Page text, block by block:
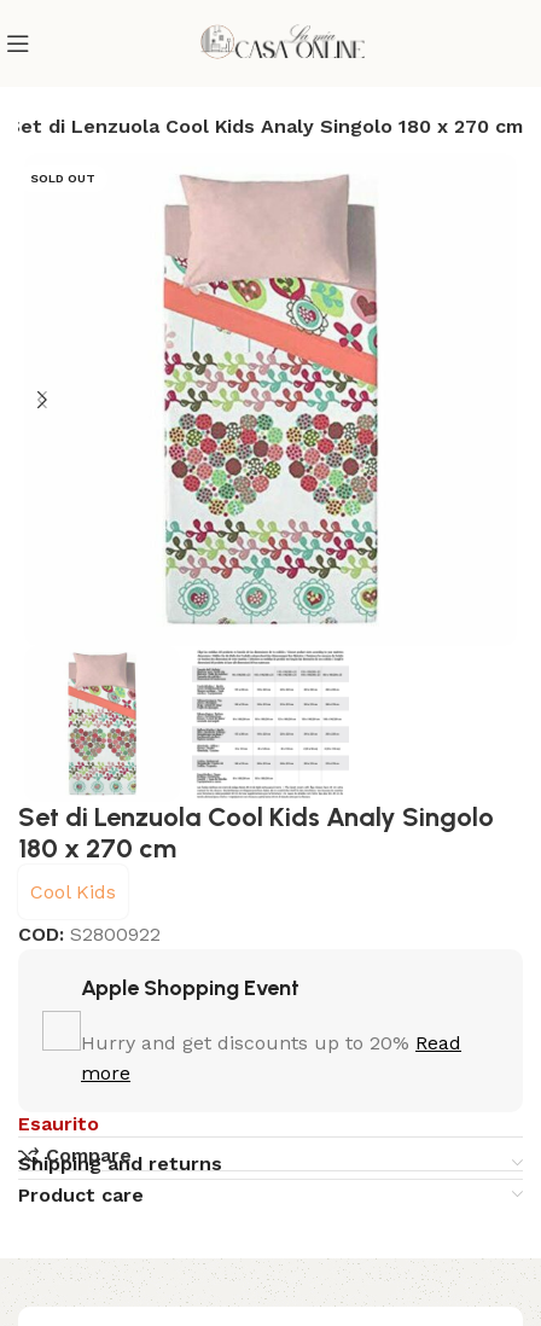
Set di Lenzuola Cool Kids Analy Singolo 180 x 270 cm
SOLD OUT
Set di Lenzuola Cool Kids Analy Singolo
180 x 270 cm
Cool Kids
COD:S2800922
Apple Shopping Event
Hurry and get discounts up to 20% Read
more
Esaurito
Compare
Shipping and returns
Product care